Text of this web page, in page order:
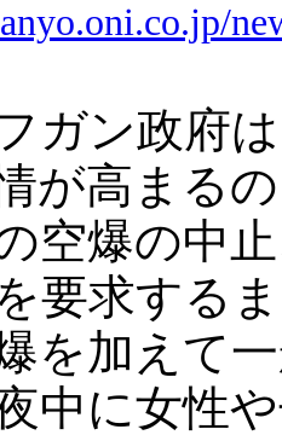
フガン政府
が高まる
空爆の中
要求する
を加えて
中に女性